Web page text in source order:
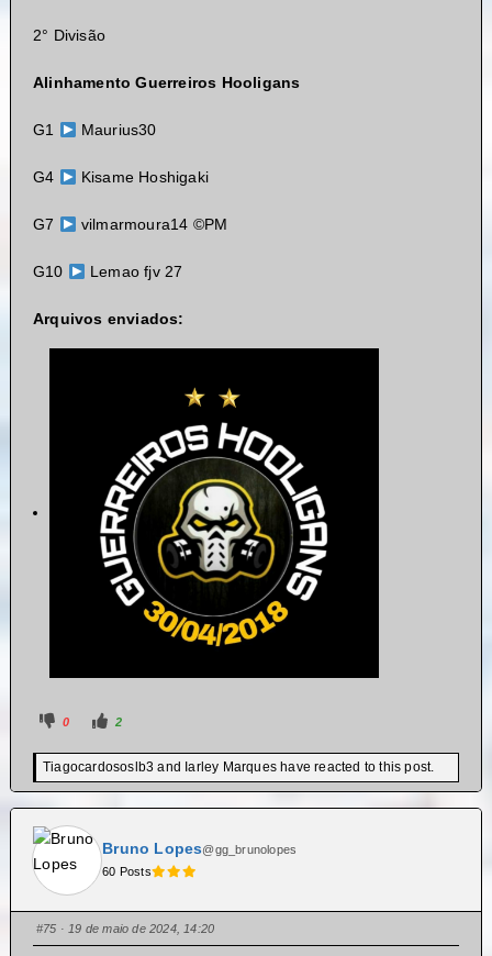
2° Divisão
Alinhamento Guerreiros Hooligans
G1 Maurius30
G4 Kisame Hoshigaki
G7 vilmarmoura14 ©️PM
G10 Lemao fjv 27
Arquivos enviados:
0 2
Tiagocardososlb3 and Iarley Marques have reacted to this post.
Bruno Lopes@gg_brunolopes
60 Posts
#75 · 19 de maio de 2024, 14:20